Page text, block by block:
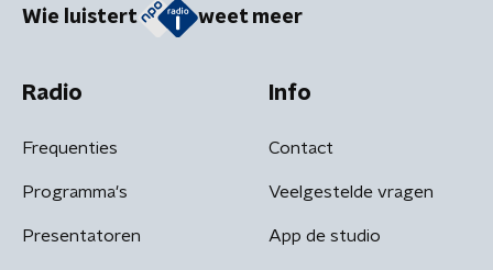
Wie luistert weet meer
Radio
Frequenties
Programma's
Presentatoren
Info
Contact
Veelgestelde vragen
App de studio